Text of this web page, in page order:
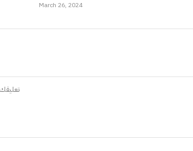
March 26, 2024